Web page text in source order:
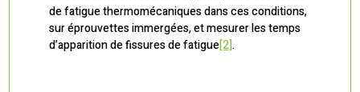
de fatigue thermomécaniques dans ces conditions,
sur éprouvettes immergées, et mesurer les temps
d’apparition de fissures de fatigue[2].